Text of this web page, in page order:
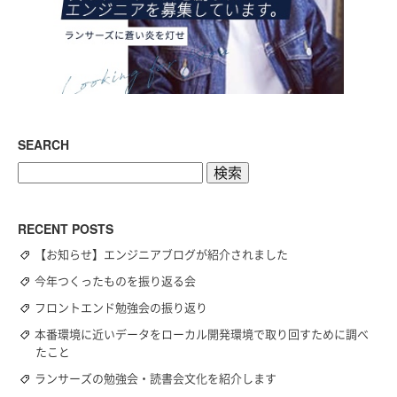
SEARCH
RECENT POSTS
【お知らせ】エンジニアブログが紹介されました
今年つくったものを振り返る会
フロントエンド勉強会の振り返り
本番環境に近いデータをローカル開発環境で取り回すために調べ
たこと
ランサーズの勉強会・読書会文化を紹介します